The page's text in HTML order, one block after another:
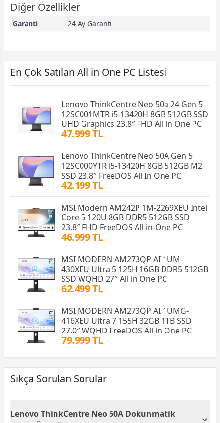
Diğer Özellikler
Garanti 24 Ay Garanti
En Çok Satılan All in One PC Listesi
Lenovo ThinkCentre Neo 50a 24 Gen 5
12SC001MTR i5-13420H 8GB 512GB SSD
UHD Graphics 23.8″ FHD All in One PC
47.999 TL
Lenovo ThinkCentre Neo 50A Gen 5
12SC000YTR i5-13420H 8GB 512GB M2
SSD 23.8″ FreeDOS All In One PC
42.199 TL
MSI Modern AM242P 1M-2269XEU Intel
Core 5 120U 8GB DDR5 512GB SSD
23.8″ FHD FreeDOS All-in-One PC
46.999 TL
MSI MODERN AM273QP AI 1UM-
430XEU Ultra 5 125H 16GB DDR5 512GB
SSD WQHD 27″ All in One PC
62.499 TL
MSI MODERN AM273QP AI 1UMG-
416XEU Ultra 7 155H 32GB 1TB SSD
27.0″ WQHD FreeDOS All in One PC
79.999 TL
Sıkça Sorulan Sorular
Lenovo ThinkCentre Neo 50A Dokunmatik